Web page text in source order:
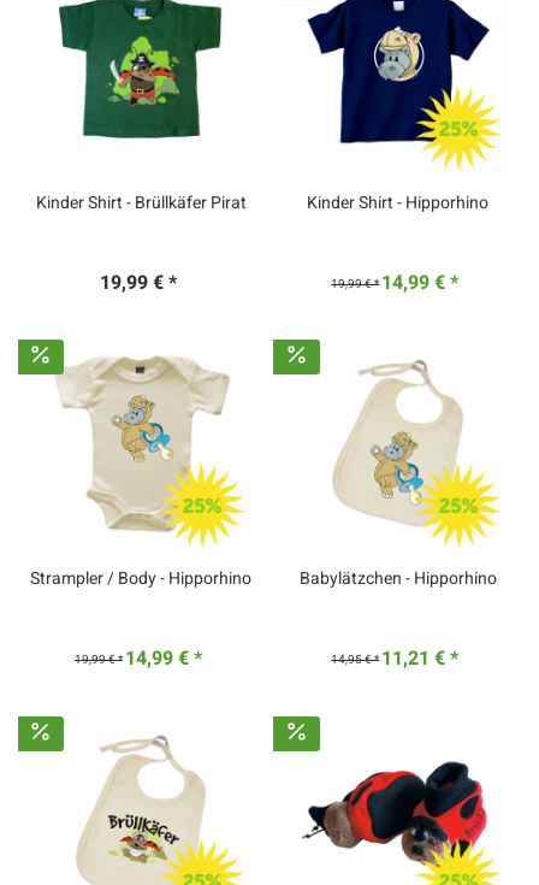
Kinder Shirt - Brüllkäfer Pirat
19,99 € *
Kinder Shirt - Hipporhino
19,99 € * 14,99 € *
Strampler / Body - Hipporhino
19,99 € * 14,99 € *
Babylätzchen - Hipporhino
14,95 € * 11,21 € *